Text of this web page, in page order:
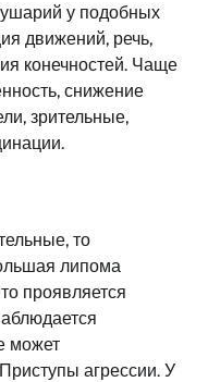
у подобных
движений, речь,
конечностей. Чаще
снижение
зрительные,
то
липома
проявляется
может
агрессии. У